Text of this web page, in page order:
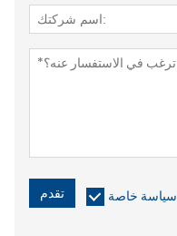
تقدم سياسة خاصة